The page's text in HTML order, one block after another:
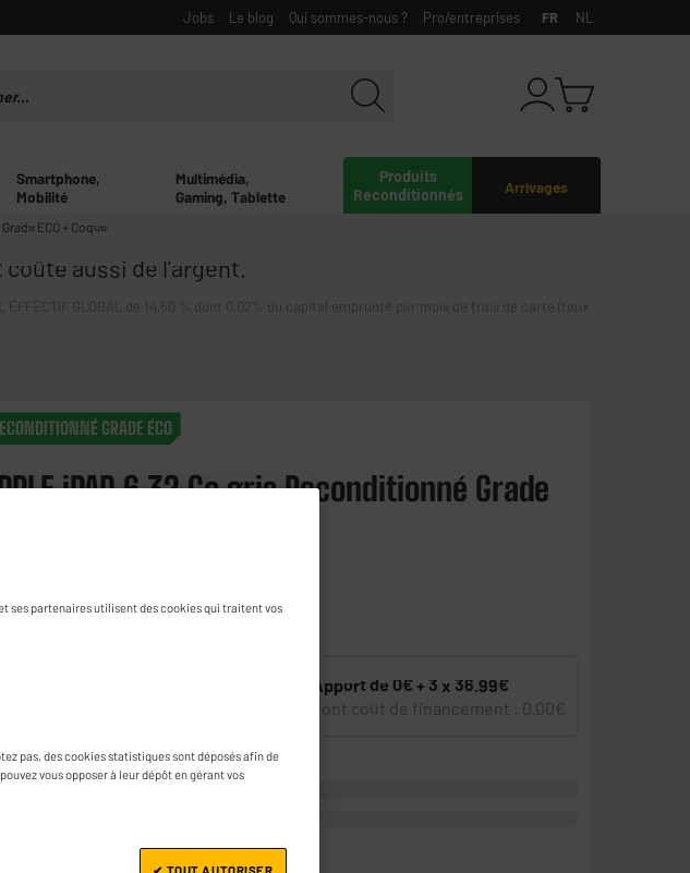
Jobs Le blog Qui sommes-nous ? Pro/entreprises FR NL
Arrivages
Produits
Reconditionnés
Smartphone,
Mobilité
Multimédia,
Gaming, Tablette
ECO + Coque
aussi de l'argent.
EFFECTIF GLOBAL de 14,50 % dont 0,02% du capital emprunté par mois de frais de carte (taux
GRADE ÉCO
iPAD 6 32 Go gris Reconditionné Grade
avis.
€95
Apport de 0€ + 3 x 36.99€
dont coût de financement : 0.00€
ses partenaires utilisent des cookies qui traitent vos
pas, des cookies statistiques sont déposés afin de
vous opposer à leur dépôt en gérant vos